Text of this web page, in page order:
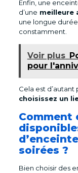
Enfin, une
d’une meilleure
une longue
constamment.
Voir plus
pour
Cela est d’autant
choisissez un
Comment
soirées ?
Bien choisir des